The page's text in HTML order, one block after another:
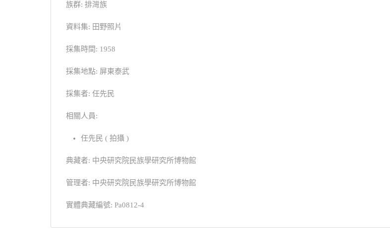
族群: 排灣族
資料集: 田野照片
採集時間: 1958
採集地點: 屏東泰武
採集者: 任先民
相關人員:
任先民 ( 拍攝 )
典藏者: 中央研究院民族學研究所博物館
管理者: 中央研究院民族學研究所博物館
實體典藏編號: Pa0812-4